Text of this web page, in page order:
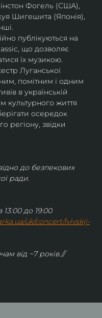
Фогель (США),
Шигешита (Японія),
публікуються на
що дозволяє
їх музикою​.
Луганської
помітним і одним
в українській
культурного життя
осередок
регіону, звідки
до безпекових
ради.
до 19:00
uk/concert/lvivskij-
від ~7 років.//